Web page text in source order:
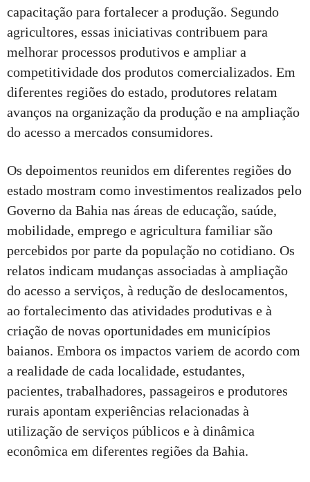
capacitação para fortalecer a produção. Segundo
agricultores, essas iniciativas contribuem para
melhorar processos produtivos e ampliar a
competitividade dos produtos comercializados. Em
diferentes regiões do estado, produtores relatam
avanços na organização da produção e na ampliação
do acesso a mercados consumidores.
Os depoimentos reunidos em diferentes regiões do
estado mostram como investimentos realizados pelo
Governo da Bahia nas áreas de educação, saúde,
mobilidade, emprego e agricultura familiar são
percebidos por parte da população no cotidiano. Os
relatos indicam mudanças associadas à ampliação
do acesso a serviços, à redução de deslocamentos,
ao fortalecimento das atividades produtivas e à
criação de novas oportunidades em municípios
baianos. Embora os impactos variem de acordo com
a realidade de cada localidade, estudantes,
pacientes, trabalhadores, passageiros e produtores
rurais apontam experiências relacionadas à
utilização de serviços públicos e à dinâmica
econômica em diferentes regiões da Bahia.